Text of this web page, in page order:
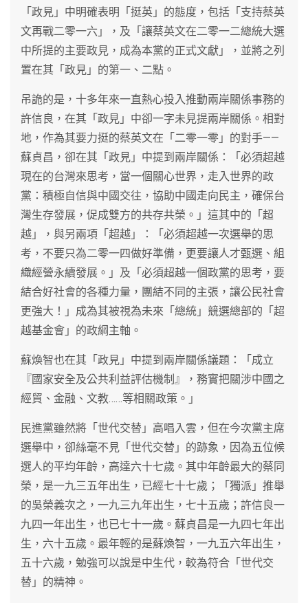
「政見」中明確表明「挺英」的態度，包括「支持蔡英
文再戰二零一六」，及「讓蔡英文在二零一二總統大選
中所提的主要政見，成為本黨的正式文獻」，並將之列
置在其「政見」的第一、二點。
吊詭的是，十多年來一直熱心投入推動兩岸關係事務的
許信良，在其「政見」中卻一字未見提兩岸關係。相對
地，作為其要力挺的蔡英文在「二零一零」的對手——
蘇貞昌，卻在其「政見」中提到兩岸關係：「必須超越
現在的台灣來思考，當一個關心世界，走入世界的政
黨：積極自信與中國交往，協助中國走向民主，確保台
灣生存發展，促成雙方的共存共榮。」這其中的「超
越」，與另兩項「超越」：「必須超越一次選舉的思
考，不要只為二零一四做好準備，更要讓人才甄選、組
織經營永續發展。」及「必須超越一個政黨的思考，要
結合好社會的各種力量，團結不同的主張，讓公民社會
更強大！」成為其被視為未來「總統」競選總部的「超
越基金會」的政綱主軸。
蘇煥智也在其「政見」中提到兩岸關係議題：「成立
『國家安全及公共利益評估機制』，務實把關涉中國之
經貿、金融、文教……等相關政策。」
民進黨雖然將「世代交替」高唱入雲，但在今次黨主席
選舉中，卻絲毫不見「世代交替」的跡象，因為五位候
選人的平均年齡，高達六十七歲。其中年齡最大的蔡同
榮，是一九三五年出生，已經七十七歲；「獨派」推舉
的吳榮義次之，一九三九年出生，七十五歲；許信良一
九四一年出生，也已七十一歲。蘇貞昌是一九四七年出
生，六十五歲。最年輕的是蘇煥智，一九五六年出生，
五十六歲，勉強可以說是中生代，較為符合「世代交
替」的精神。